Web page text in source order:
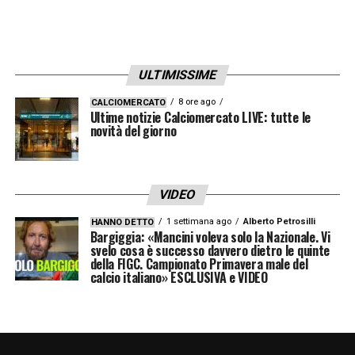
25% del capitale.
Ore 16.00 – CdA Juventus, approvato
bilancio: perdita di 113,7 milioni di euro
«Il primo semestre dell’esercizio 2020/2021
chiude con una perdita di € 113,7 milioni
fa sapere la società –
€ 50,3 milioni del primo semestre
dell’esercizio precedente».
ULTIMISSIME
CALCIOMERCATO 8 ore ago
Ultime notizie Calciomercato LIVE: tutte le
novità del giorno
VIDEO
HANNO DETTO 1 settimana ago Alberto Petrosilli
Bargiggia: «Mancini voleva solo la Nazionale. Vi
svelo cosa è successo davvero dietro le quinte
della FIGC. Campionato Primavera male del
calcio italiano» ESCLUSIVA e VIDEO